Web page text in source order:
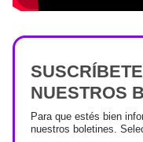
NUESTROS
Para que estés bien
nuestros boletines.